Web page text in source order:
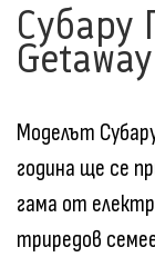
Субару
Моделът
година ще се
гама от
триредов